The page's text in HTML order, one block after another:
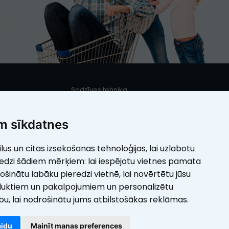
sīkdatnes
un citas izsekošanas tehnoloģijas, lai uzlabotu
šādiem mērķiem: lai iespējotu vietnes pamata
labāku pieredzi vietnē, lai novērtētu jūsu
un pakalpojumiem un personalizētu
, lai nodrošinātu jums atbilstošākas reklāmas.
Mainīt manas preferences
Sadzīves tehnika
Skaistumam